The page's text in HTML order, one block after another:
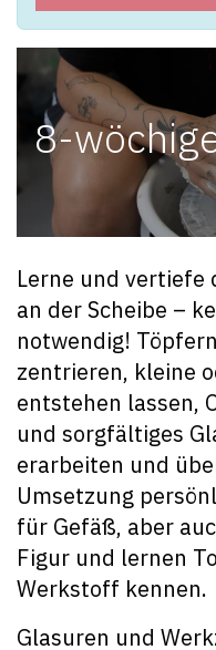
8-
Lerne und vertiefe
an der Scheibe –
notwendig!
zentrieren, kleine
entstehen lassen,
und sorgfältiges
erarbeiten und
Umsetzung
für Gefäß, aber
Figur und lernen
Werkstoff kennen.
Glasuren und